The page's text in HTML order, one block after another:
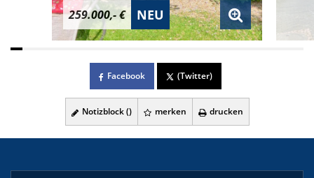
259.000,- € NEU
Facebook (Twitter)
Notizblock () merken drucken